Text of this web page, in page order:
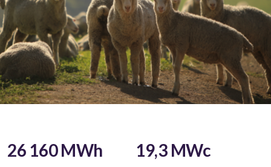
26 160 MWh 19,3 MWc